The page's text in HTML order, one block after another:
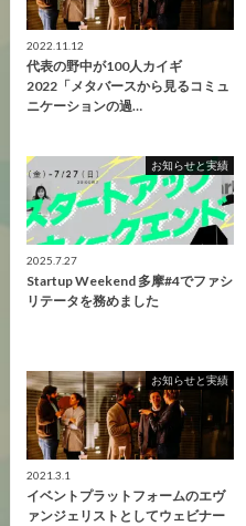
2022.11.12
代表の野中が100人カイギ
2022「メタバースから見るコミュ
ニケーションの過…
お知らせと実績
2025.7.27
Startup Weekend 多摩#4でファシ
リテータを務めました
お知らせと実績
2021.3.1
イベントプラットフォームのエヴ
ァンジェリストとしてウェビナー